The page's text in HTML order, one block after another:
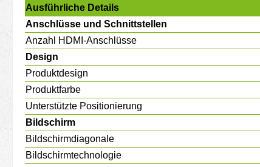
Ausführliche Details
Anschlüsse und Schnittstellen
Anzahl HDMI-Anschlüsse
Design
Produktdesign
Produktfarbe
Unterstützte Positionierung
Bildschirm
Bildschirmdiagonale
Bildschirmtechnologie